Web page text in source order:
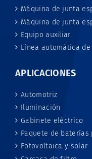
Máquina de junta
Máquina de junta
Equipo auxiliar
Línea automática
APLICACIONES
Automotriz
Iluminación
Gabinete eléctrico
Paquete de
Fotovoltaica y solar